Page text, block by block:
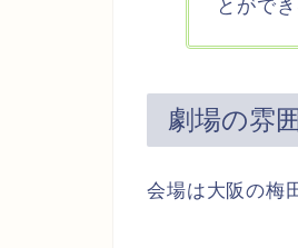
とがで
劇場の雰
会場は大阪の梅